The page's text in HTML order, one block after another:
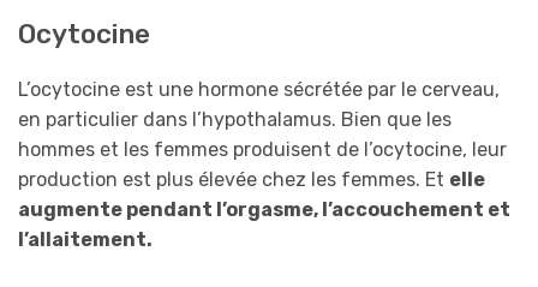
Ocytocine
L’ocytocine est une hormone sécrétée par le cerveau,
en particulier dans l’hypothalamus. Bien que les
hommes et les femmes produisent de l’ocytocine, leur
production est plus élevée chez les femmes. Et elle
augmente pendant l’orgasme, l’accouchement et
l’allaitement.